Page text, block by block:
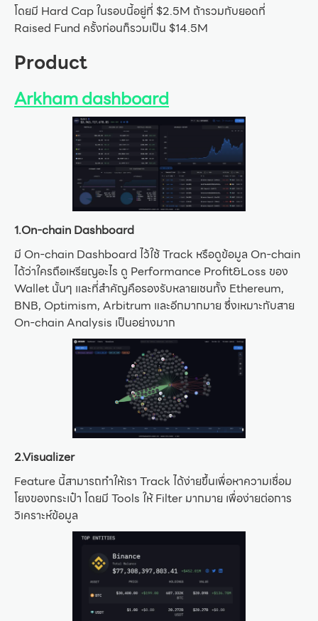
โดยมี Hard Cap ในรอบนี้อยู่ที่ $2.5M ถ้ารวมกับยอดที่
Raised Fund ครั้งก่อนก็รวมเป็น $14.5M
Product
Arkham dashboard
1.On-chain Dashboard
มี On-chain Dashboard ไว้ใช้ Track หรือดูข้อมูล On-chain
ได้ว่าใครถือเหรียญอะไร ดู Performance Profit&Loss ของ
Wallet นั้นๆ และที่สำคัญคือรองรับหลายเชนทั้ง Ethereum,
BNB, Optimism, Arbitrum และอีกมากมาย ซึ่งเหมาะกับสาย
On-chain Analysis เป็นอย่างมาก
2.Visualizer
Feature นี้สามารถทำให้เรา Track ได้ง่ายขึ้นเพื่อหาความเชื่อม
โยงของกระเป๋า โดยมี Tools ให้ Filter มากมาย เพื่อง่ายต่อการ
วิเคราะห์ข้อมูล